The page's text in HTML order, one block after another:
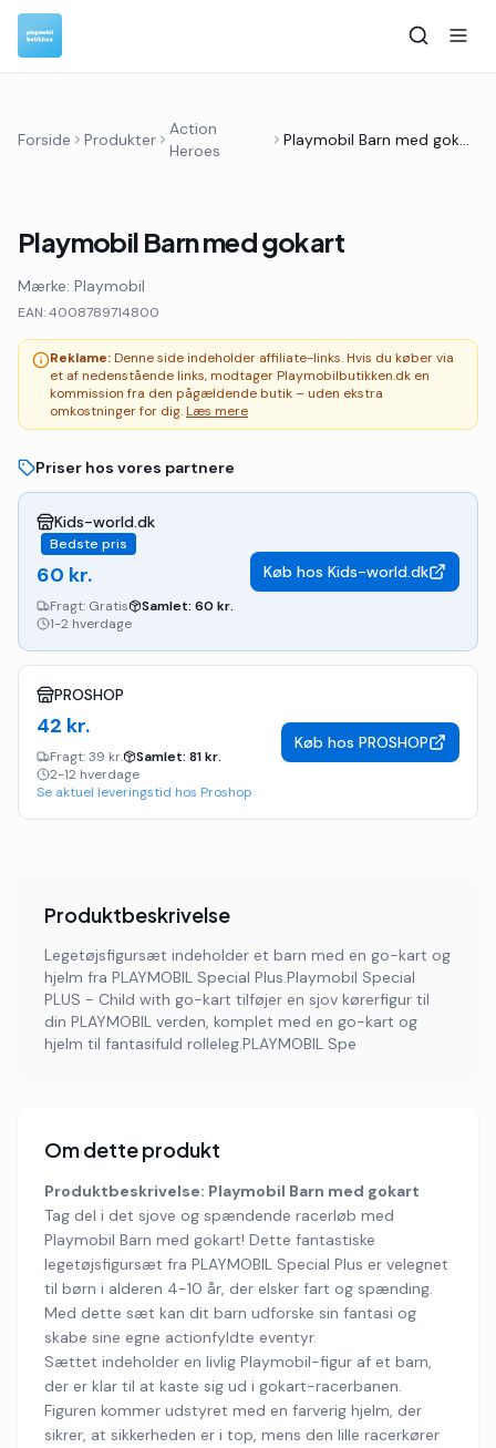
Forside Produkter
Action
Heroes
Playmobil Barn med gokart
Playmobil Barn med gokart
Mærke: Playmobil
EAN:4008789714800
Reklame:Denne side indeholder affiliate-links. Hvis du køber via
et af nedenstående links, modtager Playmobilbutikken.dk en
kommission fra den pågældende butik – uden ekstra
omkostninger for dig.Læs mere
Priser hos vores partnere
Kids-world.dk
Bedste pris
60 kr.
Fragt: Gratis Samlet: 60 kr.
1-2 hverdage
Køb hos Kids-world.dk
PROSHOP
42 kr.
Fragt:39 kr. Samlet: 81kr.
2-12 hverdage
Se aktuel leveringstid hos Proshop
Køb hos PROSHOP
Produktbeskrivelse
Legetøjsfigursæt indeholder et barn med en go-kart og
hjelm fra PLAYMOBIL Special Plus.Playmobil Special
PLUS - Child with go-kart tilføjer en sjov kørerfigur til
din PLAYMOBIL verden, komplet med en go-kart og
hjelm til fantasifuld rolleleg.PLAYMOBIL Spe
Om dette produkt
Produktbeskrivelse: Playmobil Barn med gokart
Tag del i det sjove og spændende racerløb med
Playmobil Barn med gokart! Dette fantastiske
legetøjsfigursæt fra PLAYMOBIL Special Plus er velegnet
til børn i alderen 4-10 år, der elsker fart og spænding.
Med dette sæt kan dit barn udforske sin fantasi og
skabe sine egne actionfyldte eventyr.
Sættet indeholder en livlig Playmobil-figur af et barn,
der er klar til at kaste sig ud i gokart-racerbanen.
Figuren kommer udstyret med en farverig hjelm, der
sikrer, at sikkerheden er i top, mens den lille racerkører